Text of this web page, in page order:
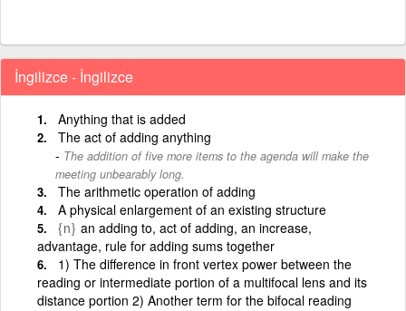
İngilizce - İngilizce
Anything that is added
The act of adding anything
The addition of five more items to the agenda will make the
meeting unbearably long.
The arithmetic operation of adding
A physical enlargement of an existing structure
{n} an adding to, act of adding, an increase,
advantage, rule for adding sums together
1) The difference in front vertex power between the
reading or intermediate portion of a multifocal lens and its
distance portion 2) Another term for the bifocal reading